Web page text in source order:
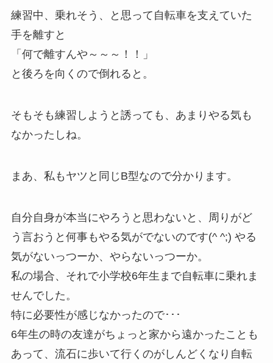
練習中、乗れそう、と思って自転車を支えていた
手を離すと
「何で離すんや～～～！！」
と後ろを向くので倒れると。
そもそも練習しようと誘っても、あまりやる気も
なかったしね。
まあ、私もヤツと同じB型なので分かります。
自分自身が本当にやろうと思わないと、周りがど
う言おうと何事もやる気がでないのです(^ ^;) やる
気がないっつーか、やらないっつーか。
私の場合、それで小学校6年生まで自転車に乗れま
せんでした。
特に必要性が感じなかったので･･･
6年生の時の友達がちょっと家から遠かったことも
あって、流石に歩いて行くのがしんどくなり自転